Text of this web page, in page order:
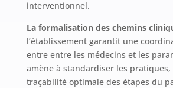
interventionnel.
La formalisation des chemins
l’établissement garantit une
entre entre les médecins et les
amène à standardiser les
traçabilité optimale des étapes du